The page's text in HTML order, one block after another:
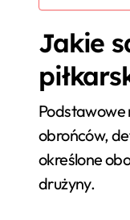
Jakie
Podstawowe
obrońców,
określone
drużyny.